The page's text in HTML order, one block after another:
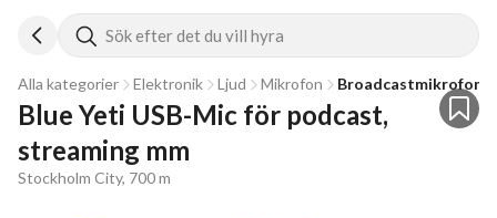
Sök efter det du vill hyra
Alla kategorier Elektronik Ljud Mikrofon Broadcastmikrofon
Blue Yeti USB-Mic för podcast,
streaming mm
Stockholm City, 700 m